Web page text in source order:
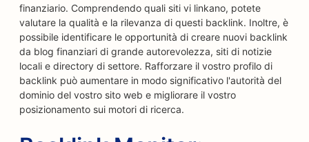
finanziario. Comprendendo quali siti vi linkano, potete
valutare la qualità e la rilevanza di questi backlink. Inoltre, è
possibile identificare le opportunità di creare nuovi backlink
da blog finanziari di grande autorevolezza, siti di notizie
locali e directory di settore. Rafforzare il vostro profilo di
backlink può aumentare in modo significativo l'autorità del
dominio del vostro sito web e migliorare il vostro
posizionamento sui motori di ricerca.